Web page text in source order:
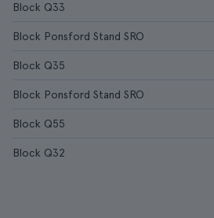
Block Q33
Block Ponsford Stand SRO
Block Q35
Block Ponsford Stand SRO
Block Q55
Block Q32